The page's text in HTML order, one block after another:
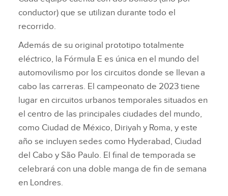
conductor) que se utilizan durante todo el
recorrido.
Además de su original prototipo totalmente
eléctrico, la Fórmula E es única en el mundo del
automovilismo por los circuitos donde se llevan a
cabo las carreras. El campeonato de 2023 tiene
lugar en circuitos urbanos temporales situados en
el centro de las principales ciudades del mundo,
como Ciudad de México, Diriyah y Roma, y este
año se incluyen sedes como Hyderabad, Ciudad
del Cabo y São Paulo. El final de temporada se
celebrará con una doble manga de fin de semana
en Londres.